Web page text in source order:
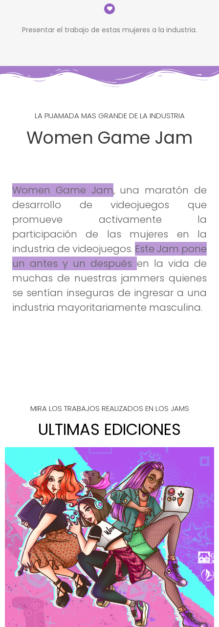
Presentar el trabajo de estas mujeres a la industria.
LA PIJAMADA MAS GRANDE DE LA INDUSTRIA
Women Game Jam
Women Game Jam, una maratón de
desarrollo de videojuegos que
promueve activamente la
participación de las mujeres en la
industria de videojuegos. Este Jam pone
un antes y un despuésen la vida de
muchas de nuestras jammers quienes
se sentían inseguras de ingresar a una
industria mayoritariamente masculina.
MIRA LOS TRABAJOS REALIZADOS EN LOS JAMS
ULTIMAS EDICIONES